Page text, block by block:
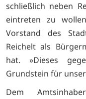
schließlich neben
eintreten zu
Vorstand des
Reichelt als
hat. »Dieses
Grundstein für
Dem